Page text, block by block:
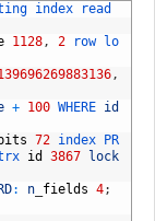
index
read
1128, 2 row lo
,
+ 100 WHERE id
bits 72 index
PR
id 3867
lock
: n fields 4;